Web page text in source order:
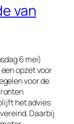
van
6 mei)
opzet voor
voor de
het advies
Daarbij